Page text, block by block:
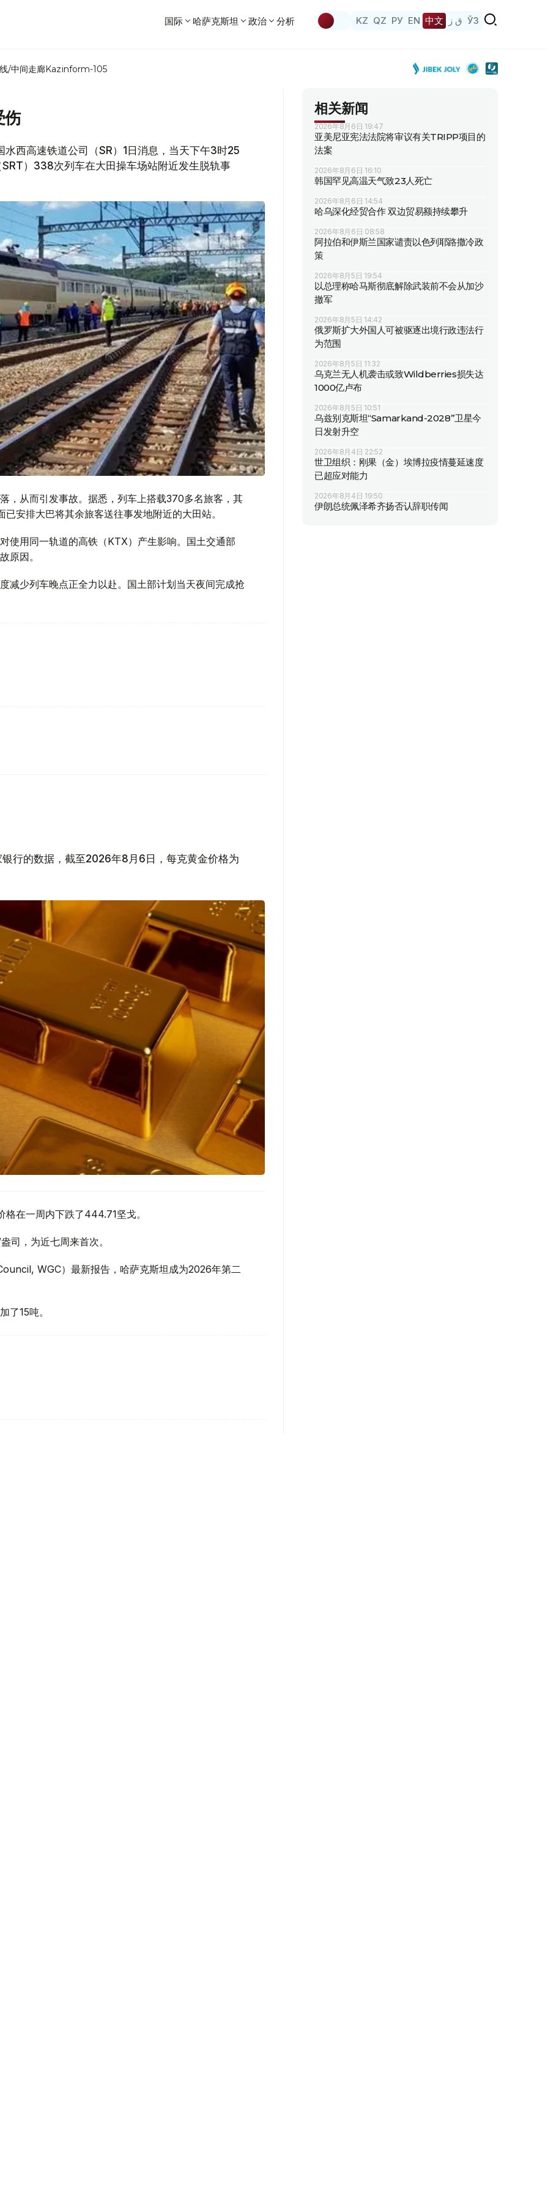
国际 哈萨克斯坦 政治 分析 KZ QZ РУ EN 中文 ق ز ЎЗ
/中间走廊Kazinform-105
伤
西高速铁道公司（SR）1日消息，当天下午3时25
）338次列车在大田操车场站附近发生脱轨事
，从而引发事故。据悉，列车上搭载370多名旅客，其
安排大巴将其余旅客送往事发地附近的大田站。
使用同一轨道的高铁（KTX）产生影响。国土交通部
原因。
减少列车晚点正全力以赴。国土部计划当天夜间完成抢
银行的数据，截至2026年8月6日，每克黄金价格为
在一周内下跌了444.71坚戈。
司，为近七周来首次。
WGC）最新报告，哈萨克斯坦成为2026年第二
了15吨。
相关新闻
2026年8月6日 19:47
亚美尼亚宪法法院将审议有关TRIPP项目的
法案
2026年8月6日 16:10
韩国罕见高温天气致23人死亡
2026年8月6日 14:54
哈乌深化经贸合作 双边贸易额持续攀升
2026年8月6日 08:58
阿拉伯和伊斯兰国家谴责以色列耶路撒冷政
策
2026年8月5日 19:54
以总理称哈马斯彻底解除武装前不会从加沙
撤军
2026年8月5日 14:42
俄罗斯扩大外国人可被驱逐出境行政违法行
为范围
2026年8月5日 11:32
乌克兰无人机袭击或致Wildberries损失达
1000亿卢布
2026年8月5日 10:51
乌兹别克斯坦“Samarkand-2028”卫星今
日发射升空
2026年8月4日 22:52
世卫组织：刚果（金）埃博拉疫情蔓延速度
已超应对能力
2026年8月4日 19:50
伊朗总统佩泽希齐扬否认辞职传闻